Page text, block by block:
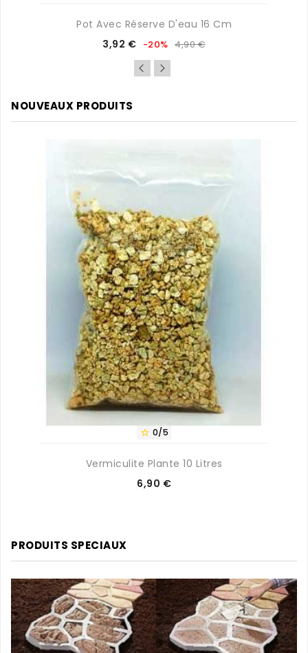
Pot Avec Réserve D'eau 16 Cm
Prix
3,92 € Prix
de
base
-20% 4,90 €
NOUVEAUX PRODUITS
 0/5
Vermiculite Plante 10 Litres
Prix
6,90 €
PRODUITS SPECIAUX